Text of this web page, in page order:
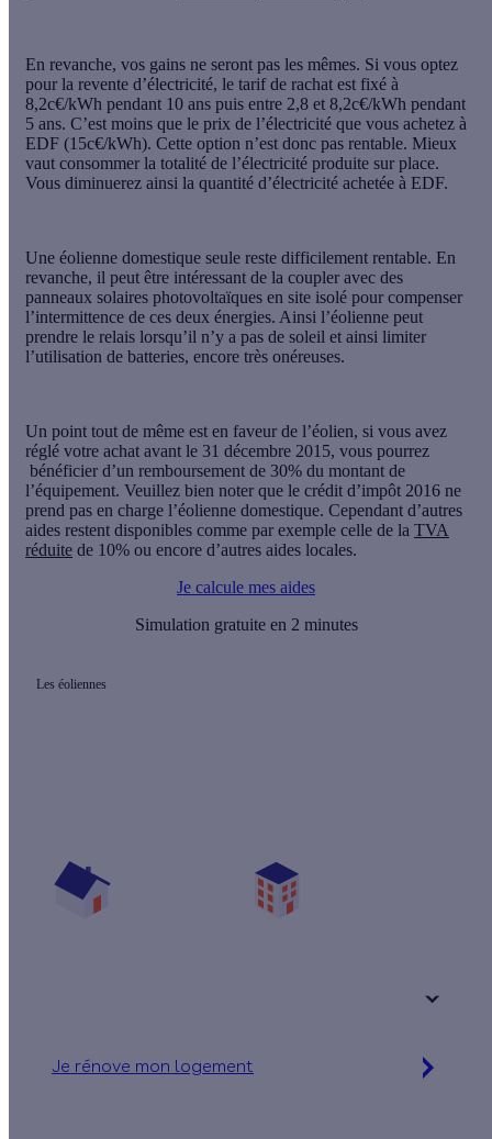
En revanche, vos gains ne seront pas les mêmes. Si vous optez
pour la revente d’électricité, le tarif de rachat est fixé à
8,2c€/kWh pendant 10 ans puis entre 2,8 et 8,2c€/kWh pendant
5 ans. C’est moins que le prix de l’électricité que vous achetez à
EDF (15c€/kWh). Cette option n’est donc pas rentable. Mieux
vaut consommer la totalité de l’électricité produite sur place.
Vous diminuerez ainsi la quantité d’électricité achetée à EDF.
Une éolienne domestique seule reste difficilement rentable. En
revanche, il peut être intéressant de la coupler avec des
panneaux solaires photovoltaïques en site isolé pour compenser
l’intermittence de ces deux énergies. Ainsi l’éolienne peut
prendre le relais lorsqu’il n’y a pas de soleil et ainsi limiter
l’utilisation de batteries, encore très onéreuses.
Un point tout de même est en faveur de l’éolien, si vous avez
réglé votre achat avant le 31 décembre 2015, vous pourrez
bénéficier d’un remboursement de 30% du montant de
l’équipement. Veuillez bien noter que le crédit d’impôt 2016 ne
prend pas en charge l’éolienne domestique. Cependant d’autres
aides restent disponibles comme par exemple celle de la TVA
réduite de 10% ou encore d’autres aides locales.
Je calcule mes aides
Simulation gratuite en 2 minutes
Les éoliennes
Je rénove mon logement